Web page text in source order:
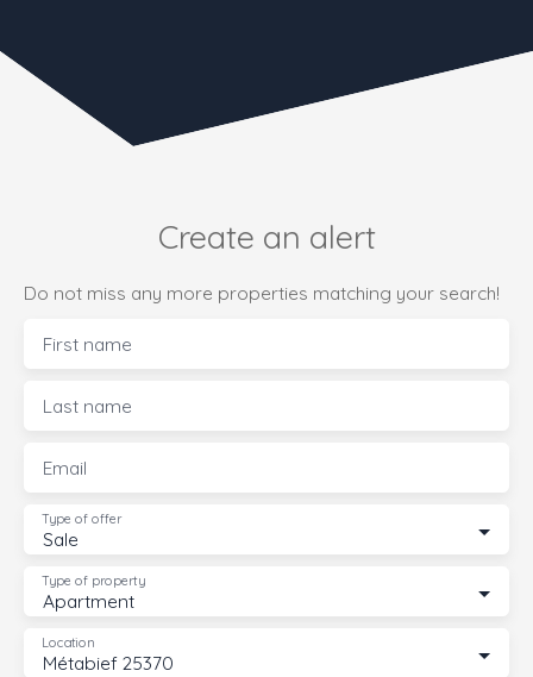
Create an alert
Do not miss any more properties matching your search!
First name
Last name
Email
Sale
Type of offer
Apartment
Type of property
Métabief 25370
Location